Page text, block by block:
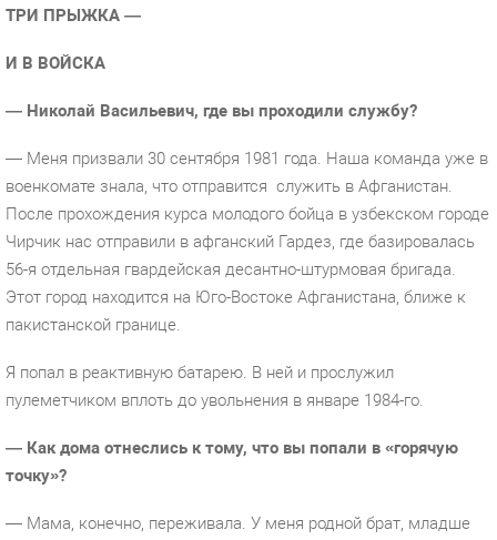
ТРИ ПРЫЖКА —
И В ВОЙСКА
— Николай Васильевич, где вы проходили службу?
— Меня призвали 30 сентября 1981 года. Наша команда уже в
военкомате знала, что отправится служить в Афганистан.
После прохождения курса молодого бойца в узбекском городе
Чирчик нас отправили в афганский Гардез, где базировалась
56-я отдельная гвардейская десантно-штурмовая бригада.
Этот город находится на Юго-Востоке Афганистана, ближе к
пакистанской границе.
Я попал в реактивную батарею. В ней и прослужил
пулеметчиком вплоть до увольнения в январе 1984-го.
— Как дома отнеслись к тому, что вы попали в «горячую
точку»?
— Мама, конечно, переживала. У меня родной брат, младше